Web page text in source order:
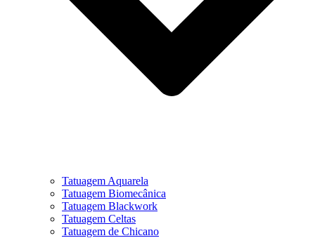
Tatuagem Aquarela
Tatuagem Biomecânica
Tatuagem Blackwork
Tatuagem Celtas
Tatuagem de Chicano